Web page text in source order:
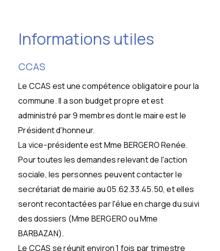
Informations utiles
CCAS
Le CCAS est une compétence obligatoire pour la
commune. Il a son budget propre et est
administré par 9 membres dont le maire est le
Président d'honneur.
La vice-présidente est Mme BERGERO Renée.
Pour toutes les demandes relevant de l'action
sociale, les personnes peuvent contacter le
secrétariat de mairie au 05.62.33.45.50, et elles
seront recontactées par l'élue en charge du suivi
des dossiers (Mme BERGERO ou Mme
BARBAZAN).
Le CCAS se réunit environ 1 fois par trimestre